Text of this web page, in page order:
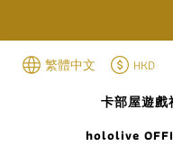
繁體中文
HKD
卡部屋遊戲
hololive